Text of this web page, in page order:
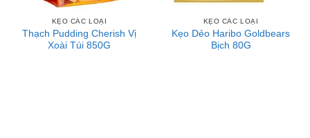
Tư vấn đầu tư chứng khoán
Dịch Vụ Đăng Ký Kinh Doanh
KẸO CÁC LOẠI
Thạch Pudding Cherish Vị
Xoài Túi 850G
KẸO CÁC LOẠI
Kẹo Dẻo Haribo Goldbears
Bịch 80G